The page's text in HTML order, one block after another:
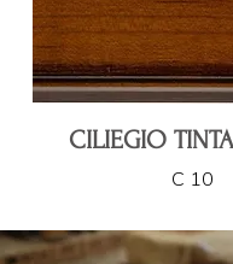
CILIEGIO
C 10